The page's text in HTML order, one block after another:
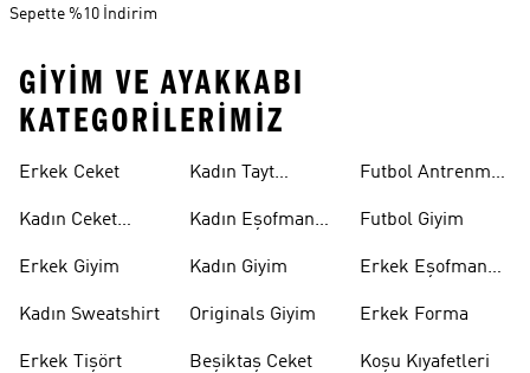
Sepette %10 İndirim
GIYIM VE AYAKKABI
KATEGORILERIMIZ
Erkek Ceket
Kadın Ceket
Erkek Giyim
Kadın Sweatshirt
Erkek Tişört
Kadın Tayt
Kadın Eşofman
Kadın Giyim
Originals Giyim
Beşiktaş Ceket
Futbol Antrenman
Futbol Giyim
Erkek Eşofman
Erkek Forma
Koşu Kıyafetleri